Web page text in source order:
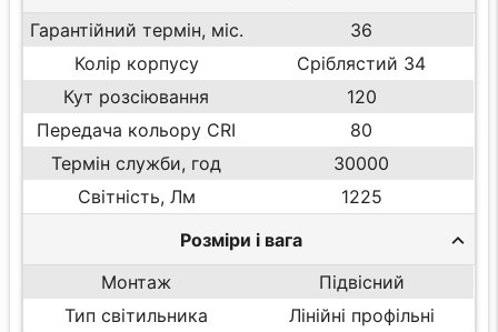
Гарантійний термін, міс.
36
Колір корпусу
Сріблястий 34
Кут розсіювання
120
Передача кольору CRI
80
Термін служби, год
30000
Світність, Лм
1225
Розміри і вага
Монтаж
Підвісний
Тип світильника
Лінійні профільні